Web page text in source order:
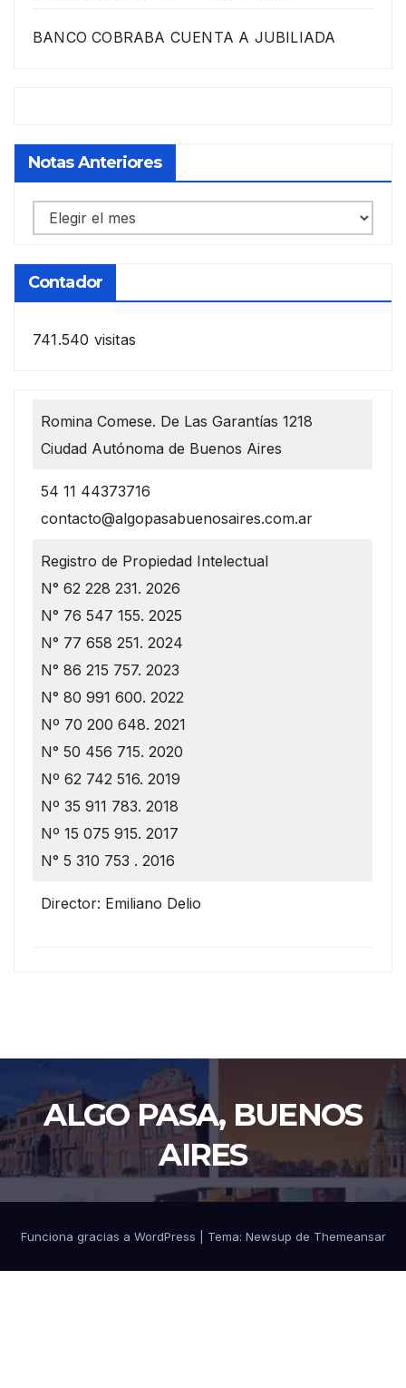
BANCO COBRABA CUENTA A JUBILIADA
Notas Anteriores
Notas
anteriores
Contador
741.540 visitas
Romina Comese. De Las Garantías 1218
Ciudad Autónoma de Buenos Aires
54 11 44373716
contacto@algopasabuenosaires.com.ar
Registro de Propiedad Intelectual
N° 62 228 231. 2026
N° 76 547 155. 2025
N° 77 658 251. 2024
N° 86 215 757. 2023
N° 80 991 600. 2022
Nº 70 200 648. 2021
N° 50 456 715. 2020
Nº 62 742 516. 2019
Nº 35 911 783. 2018
Nº 15 075 915. 2017
N° 5 310 753 . 2016
Director: Emiliano Delio
ALGO PASA, BUENOS
AIRES
Funciona gracias a WordPress Tema: Newsup de Themeansar